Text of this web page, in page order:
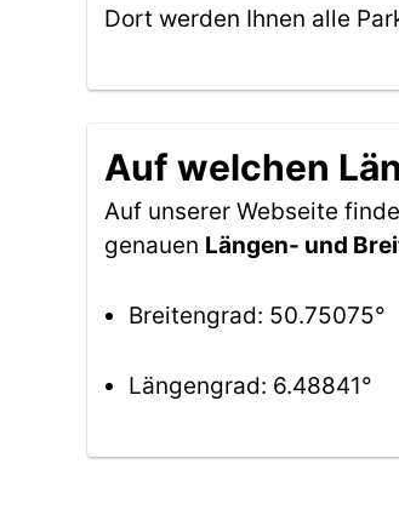
Dort werden Ihnen alle
Auf welchen
Auf unserer Webseite
genauen Längen- und
Breitengrad: 50.75075°
Längengrad: 6.48841°